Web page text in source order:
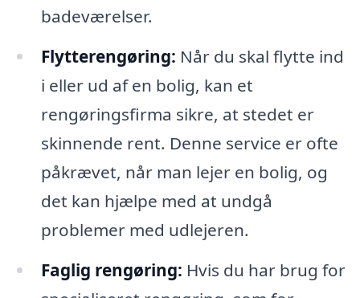
badeværelser.
Flytterengøring: Når du skal flytte ind
i eller ud af en bolig, kan et
rengøringsfirma sikre, at stedet er
skinnende rent. Denne service er ofte
påkrævet, når man lejer en bolig, og
det kan hjælpe med at undgå
problemer med udlejeren.
Faglig rengøring: Hvis du har brug for